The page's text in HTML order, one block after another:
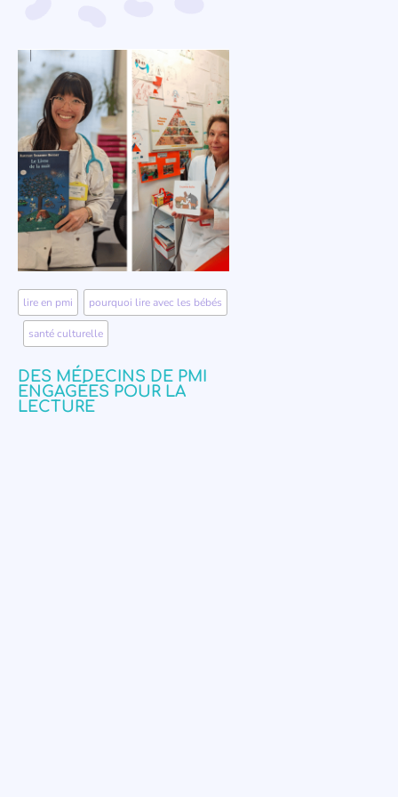
lire en pmi pourquoi lire avec les bébés
santé culturelle
DES MÉDECINS DE PMI
ENGAGÉES POUR LA
LECTURE